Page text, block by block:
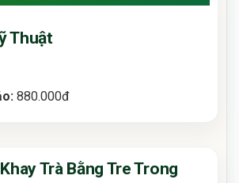
Thuật
880.000đ
Trà Bằng Tre Trong